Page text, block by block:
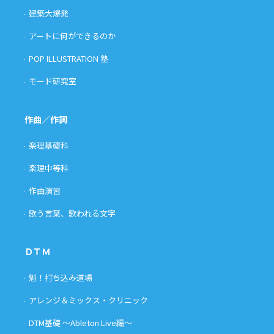
建築大爆発
アートに何ができるのか
POP ILLUSTRATION 塾
モード研究室
作曲／作詞
楽理基礎科
楽理中等科
作曲演習
歌う言葉、歌われる文字
ＤＴＭ
魁！打ち込み道場
アレンジ＆ミックス・クリニック
DTM基礎 〜Ableton Live編〜